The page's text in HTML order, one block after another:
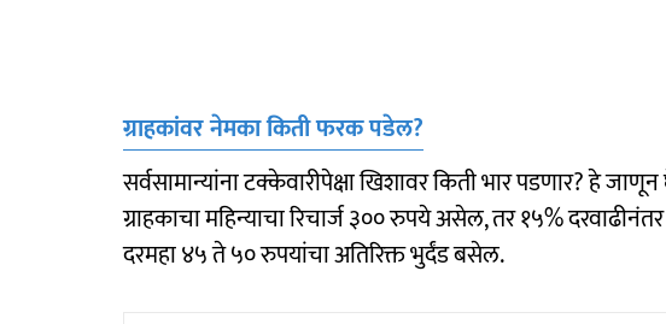
ग्राहकांवर नेमका किती फरक पडेल?
सर्वसामान्यांना टक्केवारीपेक्षा खिशावर किती भार पडणार? हे
ग्राहकाचा महिन्याचा रिचार्ज ३०० रुपये असेल, तर १५%
दरमहा ४५ ते ५० रुपयांचा अतिरिक्त भुर्दंड बसेल.